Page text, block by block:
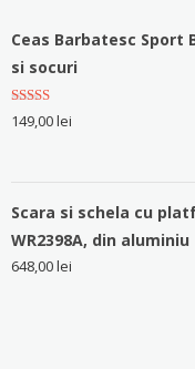
Ceas Barbatesc Sport
si socuri
Evaluat la
5.00stele
149,00lei
Scara si schela cu
WR2398A, din aluminiu
648,00lei